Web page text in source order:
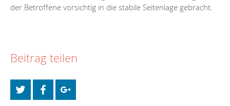
der Betroffene vorsichtig in die stabile Seitenlage gebracht.
Beitrag teilen